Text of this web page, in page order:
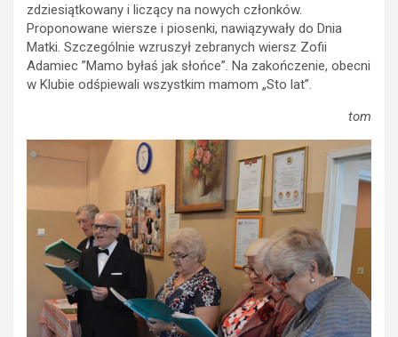
zdziesiątkowany i liczący na nowych członków.
Proponowane wiersze i piosenki, nawiązywały do Dnia
Matki. Szczególnie wzruszył zebranych wiersz Zofii
Adamiec ”Mamo byłaś jak słońce”. Na zakończenie, obecni
w Klubie odśpiewali wszystkim mamom „Sto lat”.
tom